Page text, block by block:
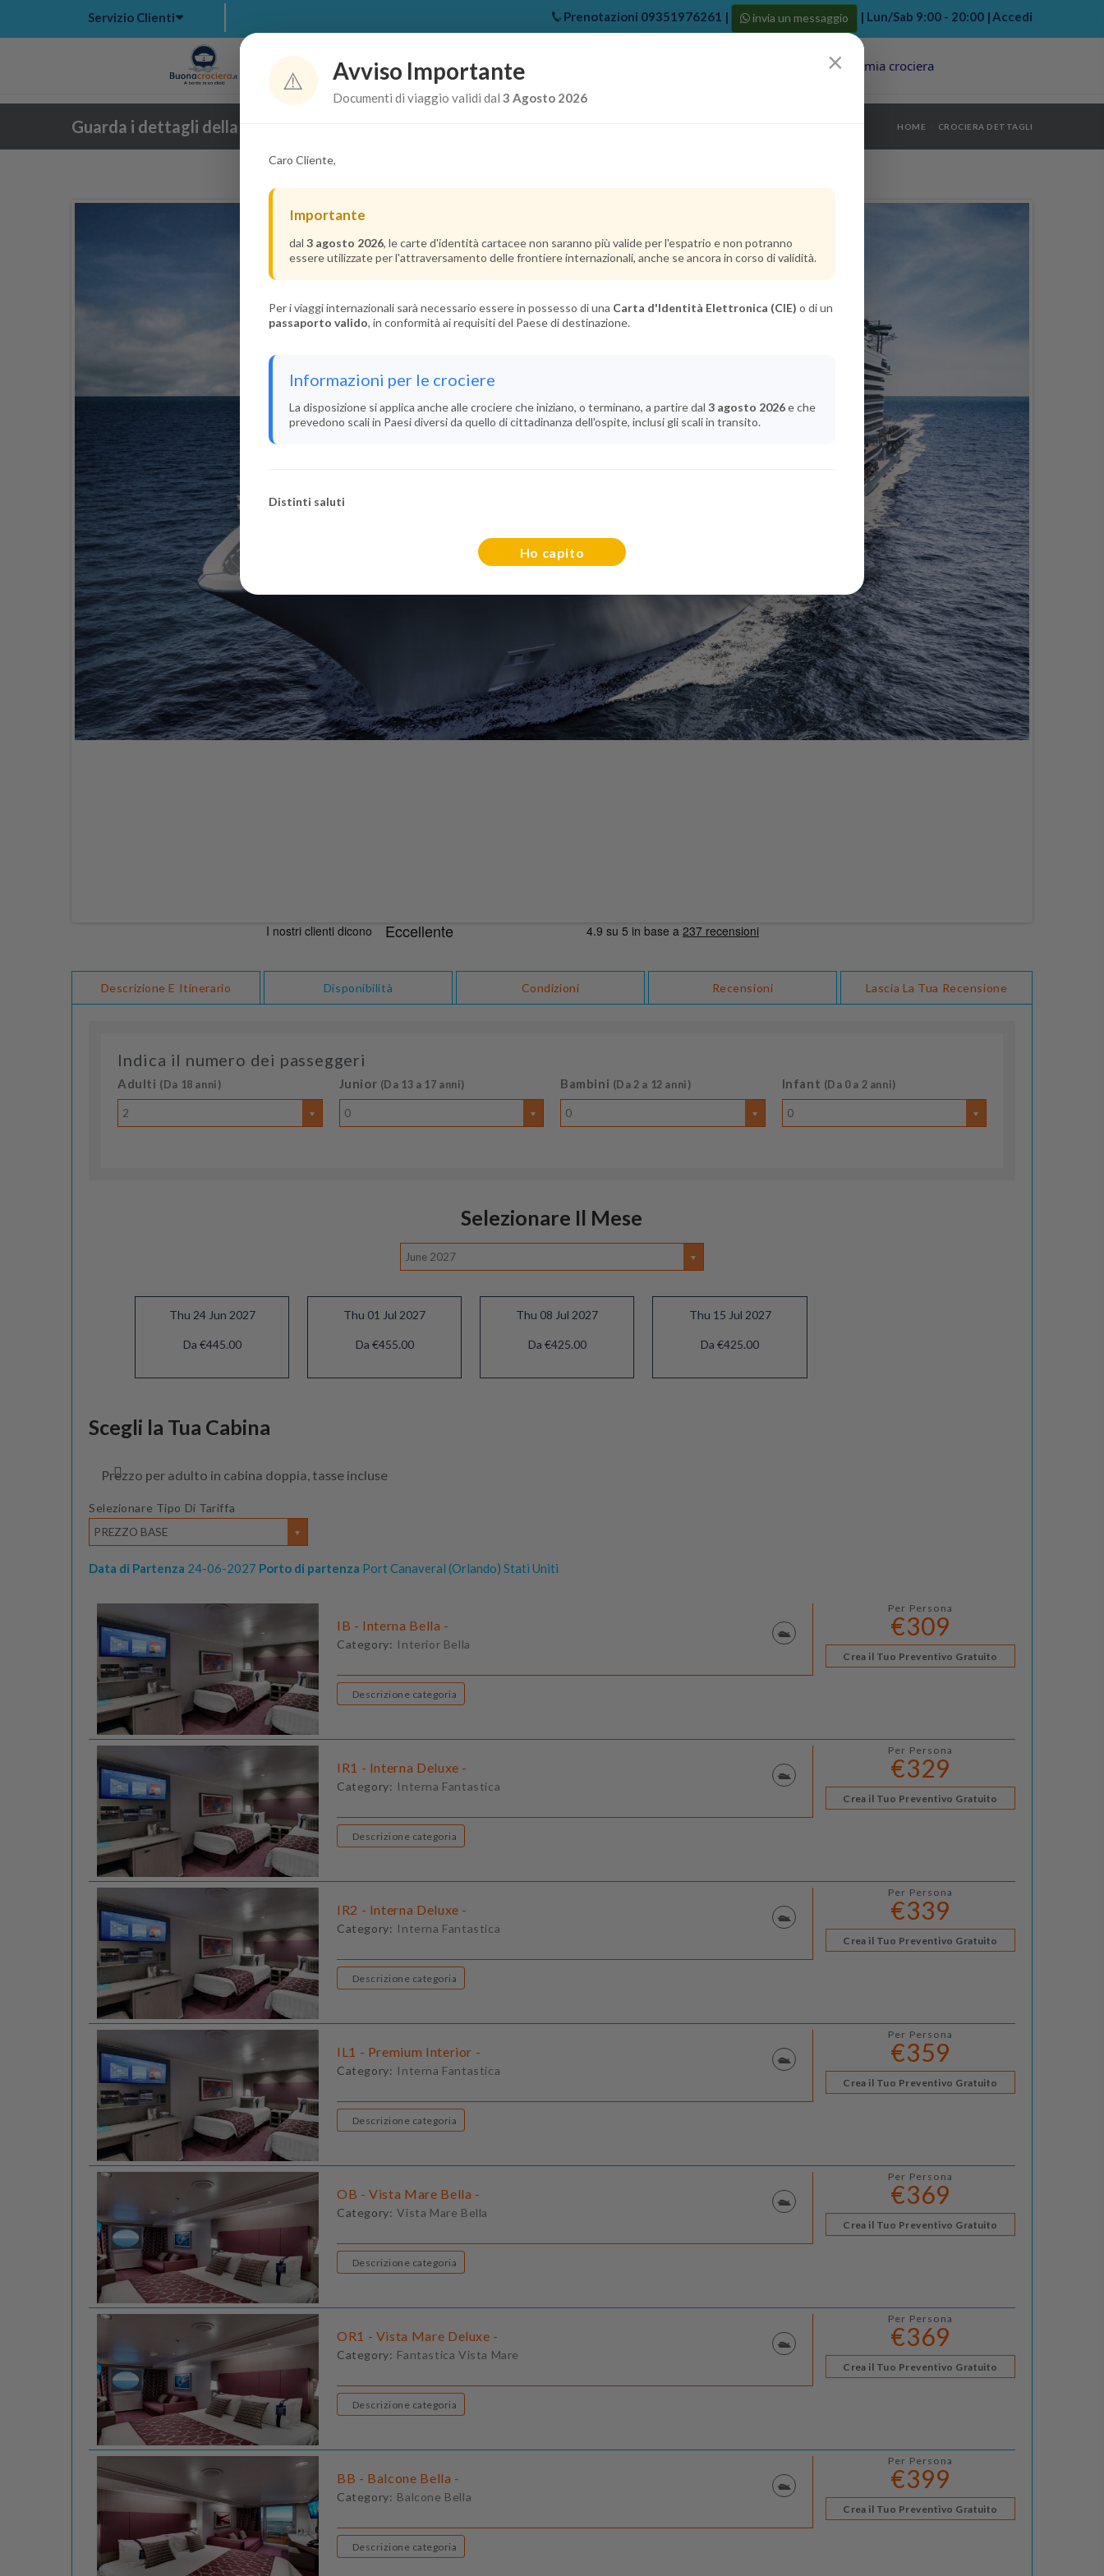
>
>
Servizio Clienti Prenotazioni 09351976261 | invia un messaggio | Lun/Sab 9:00 - 20:00 |Accedi
Home Chi Siamo Offerte Crociere Last Minute La mia crociera
Guarda i dettagli della crociera HOME CROCIERA DETTAGLI
Descrizione E Itinerario Disponibilità Condizioni Recensioni Lascia La Tua Recensione
Indica il numero dei passeggeri
Adulti (Da 18 anni)
2
Junior (Da 13 a 17 anni)
0
Bambini (Da 2 a 12 anni)
0
Infant (Da 0 a 2 anni)
0
Selezionare Il Mese
June 2027
Thu 24 Jun 2027
Da €445.00
Thu 01 Jul 2027
Da €455.00
Thu 08 Jul 2027
Da €425.00
Thu 15 Jul 2027
Da €425.00
Scegli la Tua Cabina
Prezzo per adulto in cabina doppia, tasse incluse
Selezionare Tipo Di Tariffa
PREZZO BASE
Data di Partenza 24-06-2027 Porto di partenza Port Canaveral (Orlando) Stati Uniti
IB - Interna Bella -
Category: Interior Bella
Per Persona
€309
Crea il Tuo Preventivo Gratuito
Descrizione categoria
IR1 - Interna Deluxe -
Category: Interna Fantastica
Per Persona
€329
Crea il Tuo Preventivo Gratuito
Descrizione categoria
IR2 - Interna Deluxe -
Category: Interna Fantastica
Per Persona
€339
Crea il Tuo Preventivo Gratuito
Descrizione categoria
IL1 - Premium Interior -
Category: Interna Fantastica
Per Persona
€359
Crea il Tuo Preventivo Gratuito
Descrizione categoria
OB - Vista Mare Bella -
Category: Vista Mare Bella
Per Persona
€369
Crea il Tuo Preventivo Gratuito
Descrizione categoria
OR1 - Vista Mare Deluxe -
Category: Fantastica Vista Mare
Per Persona
€369
Crea il Tuo Preventivo Gratuito
Descrizione categoria
BB - Balcone Bella -
Category: Balcone Bella
Per Persona
€399
Crea il Tuo Preventivo Gratuito
Descrizione categoria
×
⚠️ Avviso Importante
Documenti di viaggio validi dal 3 Agosto 2026
Caro Cliente,
Importante
dal 3 agosto 2026, le carte d'identità cartacee non saranno più valide per l'espatrio e non potranno
essere utilizzate per l'attraversamento delle frontiere internazionali, anche se ancora in corso di validità.
Per i viaggi internazionali sarà necessario essere in possesso di una Carta d'Identità Elettronica (CIE) o di un
passaporto valido, in conformità ai requisiti del Paese di destinazione.
Informazioni per le crociere
La disposizione si applica anche alle crociere che iniziano, o terminano, a partire dal 3 agosto 2026e che
prevedono scali in Paesi diversi da quello di cittadinanza dell'ospite, inclusi gli scali in transito.
Distinti saluti
Ho capito